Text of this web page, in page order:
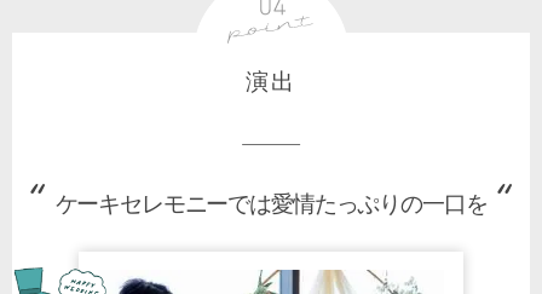
演出
ケーキセレモニーでは愛情たっぷりの一口を